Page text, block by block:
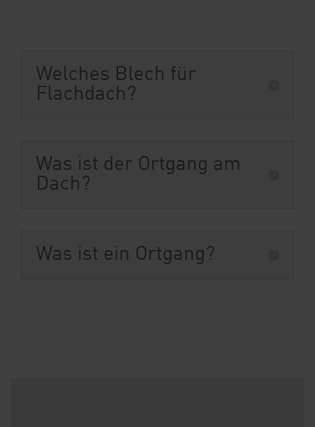
Welches Blech für
Flachdach?
Was ist der Ortgang am
Dach?
Was ist ein Ortgang?